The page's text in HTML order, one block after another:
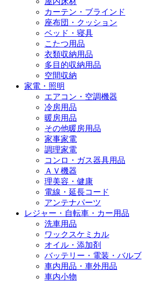
カーテン・ブラインド
座布団・クッション
ベッド・寝具
こたつ用品
衣類収納用品
多目的収納用品
空間収納
家電・照明
エアコン・空調機器
冷房用品
暖房用品
その他暖房用品
家事家電
調理家電
コンロ・ガス器具用品
ＡＶ機器
理美容・健康
電線・延長コード
アンテナパーツ
レジャー・自転車・カー用品
洗車用品
ワックスケミカル
オイル・添加剤
バッテリー・電装・バルブ
車内用品・車外用品
車内小物